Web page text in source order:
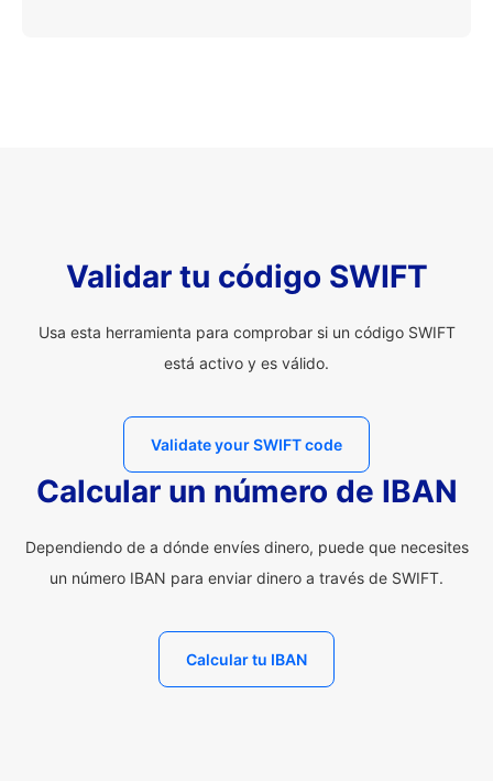
Validar tu código SWIFT
Usa esta herramienta para comprobar si un código SWIFT
está activo y es válido.
Validate your SWIFT code
Calcular un número de IBAN
Dependiendo de a dónde envíes dinero, puede que necesites
un número IBAN para enviar dinero a través de SWIFT.
Calcular tu IBAN